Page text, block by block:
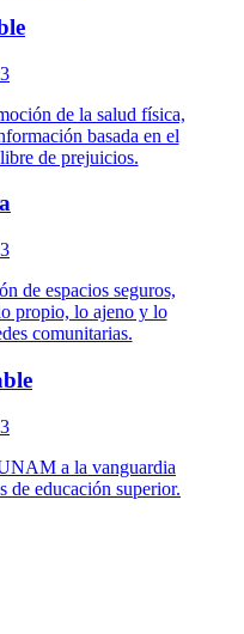
de la salud física,
basada en el
de prejuicios.
de espacios seguros,
propio, lo ajeno y lo
comunitarias.
a la vanguardia
de educación superior.